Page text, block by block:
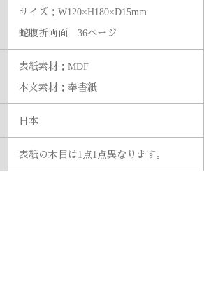
サイズ：W120×H180×D15mm
蛇腹折両面 36ページ
表紙素材：MDF
本文素材：奉書紙
日本
表紙の木目は1点1点異なります。